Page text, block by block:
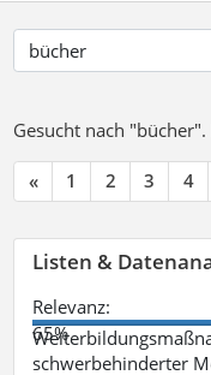
Gesucht nach "bücher".
« 1 2 3 4
Listen &
Relevanz:
65%
schwerbehinderter